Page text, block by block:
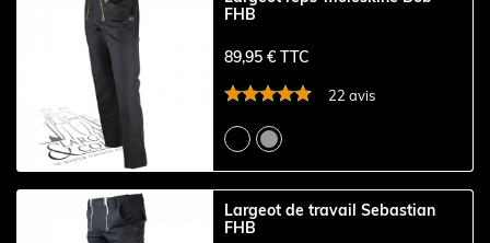
FHB
89,95 € TTC
22 avis
Largeot de travail Sebastian
FHB